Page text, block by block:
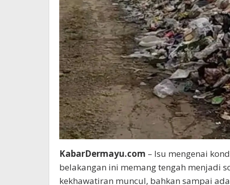
KabarDermayu.com – Isu mengenai
belakangan ini memang tengah menjadi
kekhawatiran muncul, bahkan sampai